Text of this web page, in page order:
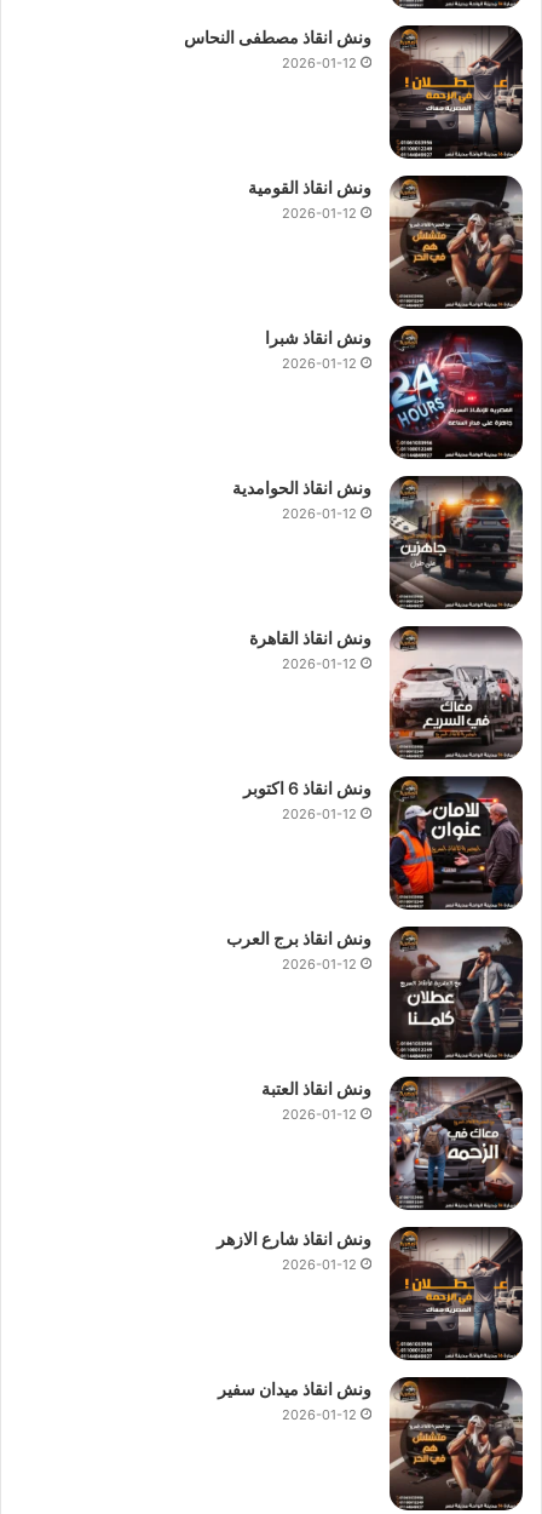
ونش انقاذ مصطفى النحاس
2026-01-12
ونش انقاذ القومية
2026-01-12
ونش انقاذ شبرا
2026-01-12
ونش انقاذ الحوامدية
2026-01-12
ونش انقاذ القاهرة
2026-01-12
ونش انقاذ 6 اكتوبر
2026-01-12
ونش انقاذ برج العرب
2026-01-12
ونش انقاذ العتبة
2026-01-12
ونش انقاذ شارع الازهر
2026-01-12
ونش انقاذ ميدان سفير
2026-01-12